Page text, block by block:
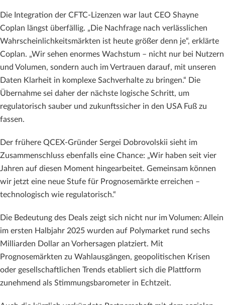
Die Integration der CFTC-Lizenzen war laut CEO Shayne
Coplan längst überfällig. „Die Nachfrage nach verlässlichen
Wahrscheinlichkeitsmärkten ist heute größer denn je“, erklärte
Coplan. „Wir sehen enormes Wachstum – nicht nur bei Nutzern
und Volumen, sondern auch im Vertrauen darauf, mit unseren
Daten Klarheit in komplexe Sachverhalte zu bringen.“ Die
Übernahme sei daher der nächste logische Schritt, um
regulatorisch sauber und zukunftssicher in den USA Fuß zu
fassen.
Der frühere QCEX-Gründer Sergei Dobrovolskii sieht im
Zusammenschluss ebenfalls eine Chance: „Wir haben seit vier
Jahren auf diesen Moment hingearbeitet. Gemeinsam können
wir jetzt eine neue Stufe für Prognosemärkte erreichen –
technologisch wie regulatorisch.“
Die Bedeutung des Deals zeigt sich nicht nur im Volumen: Allein
im ersten Halbjahr 2025 wurden auf Polymarket rund sechs
Milliarden Dollar an Vorhersagen platziert. Mit
Prognosemärkten zu Wahlausgängen, geopolitischen Krisen
oder gesellschaftlichen Trends etabliert sich die Plattform
zunehmend als Stimmungsbarometer in Echtzeit.